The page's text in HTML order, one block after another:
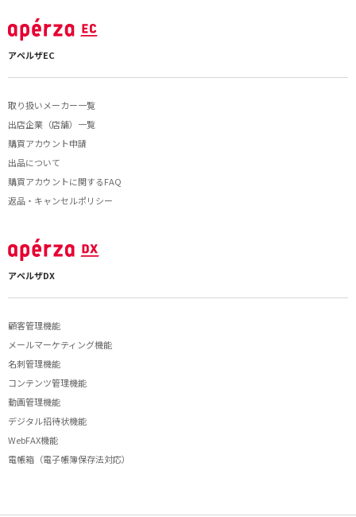
アペルザEC
取り扱いメーカー一覧
出店企業（店舗）一覧
購買アカウント申請
出品について
購買アカウントに関するFAQ
返品・キャンセルポリシー
アペルザDX
顧客管理機能
メールマーケティング機能
名刺管理機能
コンテンツ管理機能
動画管理機能
デジタル招待状機能
WebFAX機能
電帳箱（電子帳簿保存法対応）